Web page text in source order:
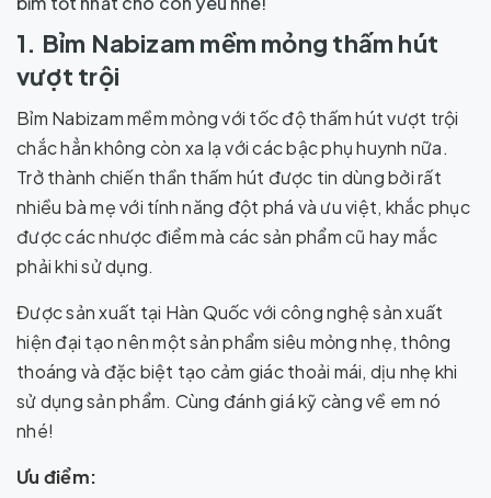
1. Bỉm Nabizam mềm mỏng thấm hút
vượt trội
Bỉm Nabizam mềm mỏng với tốc độ thấm hút vượt trội
chắc hẳn không còn xa lạ với các bậc phụ huynh nữa.
Trở thành chiến thần thấm hút được tin dùng bởi rất
nhiều bà mẹ với tính năng đột phá và ưu việt, khắc phục
được các nhược điểm mà các sản phẩm cũ hay mắc
phải khi sử dụng.
Được sản xuất tại Hàn Quốc với công nghệ sản xuất
hiện đại tạo nên một sản phẩm siêu mỏng nhẹ, thông
thoáng và đặc biệt tạo cảm giác thoải mái, dịu nhẹ khi
sử dụng sản phẩm. Cùng đánh giá kỹ càng về em nó
nhé!
Ưu điểm: